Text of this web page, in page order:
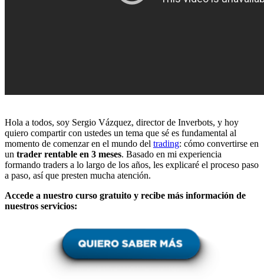
Hola a todos, soy Sergio Vázquez, director de Inverbots, y hoy
quiero compartir con ustedes un tema que sé es fundamental al
momento de comenzar en el mundo del trading: cómo convertirse en
un trader rentable en 3 meses. Basado en mi experiencia
formando traders a lo largo de los años, les explicaré el proceso paso
a paso, así que presten mucha atención.
Accede a nuestro curso gratuito y recibe más información de
nuestros servicios: